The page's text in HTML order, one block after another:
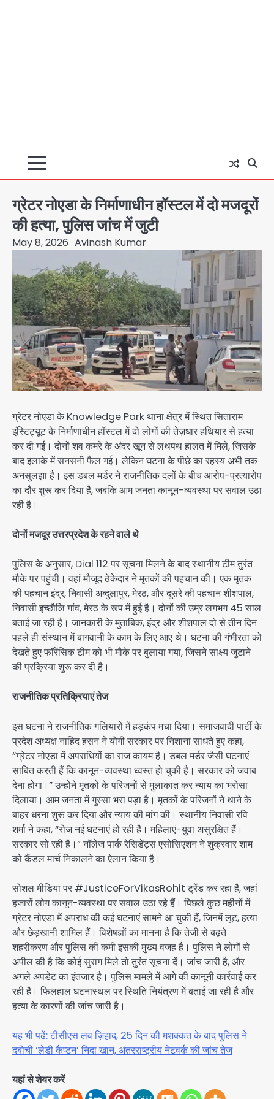
ग्रेटर नोएडा के निर्माणाधीन हॉस्टल में दो मजदूरों
की हत्या, पुलिस जांच में जुटी
May 8, 2026 Avinash Kumar
ग्रेटर नोएडा के Knowledge Park थाना क्षेत्र में स्थित सिताराम
इंस्टिट्यूट के निर्माणाधीन हॉस्टल में दो लोगों की तेज़धार हथियार से हत्या
कर दी गई। दोनों शव कमरे के अंदर खून से लथपथ हालत में मिले, जिसके
बाद इलाके में सनसनी फैल गई। लेकिन घटना के पीछे का रहस्य अभी तक
अनसुलझा है। इस डबल मर्डर ने राजनीतिक दलों के बीच आरोप-प्रत्यारोप
का दौर शुरू कर दिया है, जबकि आम जनता कानून-व्यवस्था पर सवाल उठा
रही है।
दोनों मजदूर उत्तरप्रदेश के रहने वाले थे
पुलिस के अनुसार, Dial 112 पर सूचना मिलने के बाद स्थानीय टीम तुरंत
मौके पर पहुंची। वहां मौजूद ठेकेदार ने मृतकों की पहचान की। एक मृतक
की पहचान इंद्र, निवासी अब्दुलापुर, मेरठ, और दूसरे की पहचान शीशपाल,
निवासी इच्छौलि गांव, मेरठ के रूप में हुई है। दोनों की उम्र लगभग 45 साल
बताई जा रही है। जानकारी के मुताबिक, इंद्र और शीशपाल दो से तीन दिन
पहले ही संस्थान में बागवानी के काम के लिए आए थे। घटना की गंभीरता को
देखते हुए फॉरेंसिक टीम को भी मौके पर बुलाया गया, जिसने साक्ष्य जुटाने
की प्रक्रिया शुरू कर दी है।
राजनीतिक प्रतिक्रियाएं तेज
इस घटना ने राजनीतिक गलियारों में हड़कंप मचा दिया। समाजवादी पार्टी के
प्रदेश अध्यक्ष नाहिद हसन ने योगी सरकार पर निशाना साधते हुए कहा,
“ग्रेटर नोएडा में अपराधियों का राज कायम है। डबल मर्डर जैसी घटनाएं
साबित करती हैं कि कानून-व्यवस्था ध्वस्त हो चुकी है। सरकार को जवाब
देना होगा।” उन्होंने मृतकों के परिजनों से मुलाकात कर न्याय का भरोसा
दिलाया। आम जनता में गुस्सा भरा पड़ा है। मृतकों के परिजनों ने थाने के
बाहर धरना शुरू कर दिया और न्याय की मांग की। स्थानीय निवासी रवि
शर्मा ने कहा, “रोज नई घटनाएं हो रही हैं। महिलाएं-युवा असुरक्षित हैं।
सरकार सो रही है।” नॉलेज पार्क रेसिडेंट्स एसोसिएशन ने शुक्रवार शाम
को कैंडल मार्च निकालने का ऐलान किया है।
सोशल मीडिया पर #JusticeForVikasRohit ट्रेंड कर रहा है, जहां
हजारों लोग कानून-व्यवस्था पर सवाल उठा रहे हैं। पिछले कुछ महीनों में
ग्रेटर नोएडा में अपराध की कई घटनाएं सामने आ चुकी हैं, जिनमें लूट, हत्या
और छेड़खानी शामिल हैं। विशेषज्ञों का मानना है कि तेजी से बढ़ते
शहरीकरण और पुलिस की कमी इसकी मुख्य वजह है। पुलिस ने लोगों से
अपील की है कि कोई सुराग मिले तो तुरंत सूचना दें। जांच जारी है, और
अगले अपडेट का इंतजार है। पुलिस मामले में आगे की कानूनी कार्रवाई कर
रही है। फिलहाल घटनास्थल पर स्थिति नियंत्रण में बताई जा रही है और
हत्या के कारणों की जांच जारी है।
यह भी पढ़ें: टीसीएस लव ज़िहाद, 25 दिन की मशक्कत के बाद पुलिस ने
दबोची ‘लेडी कैप्टन’ निदा खान, अंतरराष्ट्रीय नेटवर्क की जांच तेज
यहां से शेयर करें